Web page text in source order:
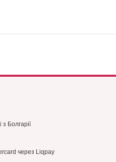
Болгарії